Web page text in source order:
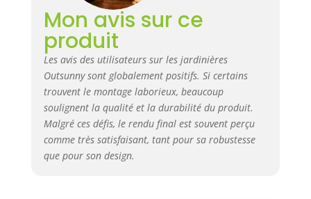
SPÉCIFICATIONS : Dimensions
de la grande jardinière : 121L x
116l x 31H cm - Dim. intérieure
de la petite jardinière : 116L x
58l x 31H cm - Assemblage
nécessaire
Mon avis sur ce
produit
Les avis des utilisateurs sur les jardinières
Outsunny sont globalement positifs. Si certains
trouvent le montage laborieux, beaucoup
soulignent la qualité et la durabilité du produit.
Malgré ces défis, le rendu final est souvent perçu
comme très satisfaisant, tant pour sa robustesse
que pour son design.